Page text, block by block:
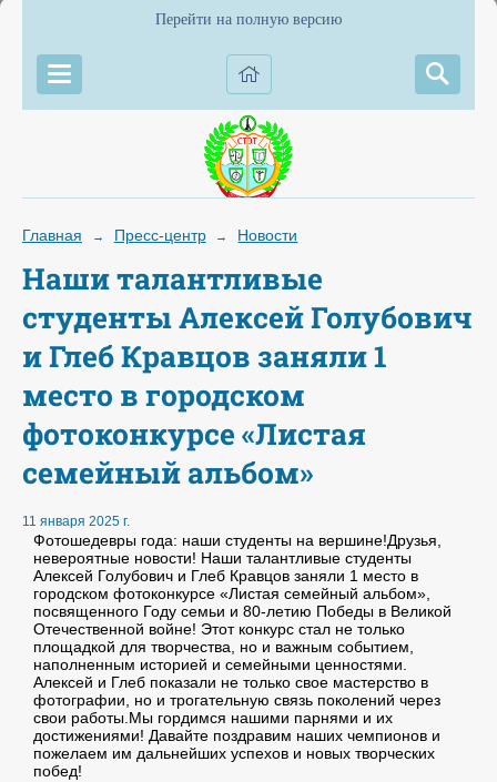
Перейти на полную версию
Главная → Пресс-центр → Новости
Наши талантливые
студенты Алексей Голубович
и Глеб Кравцов заняли 1
место в городском
фотоконкурсе «Листая
семейный альбом»
11 января 2025 г.
Фотошедевры года: наши студенты на вершине!Друзья,
невероятные новости! Наши талантливые студенты
Алексей Голубович и Глеб Кравцов заняли 1 место в
городском фотоконкурсе «Листая семейный альбом»,
посвященного Году семьи и 80-летию Победы в Великой
Отечественной войне! Этот конкурс стал не только
площадкой для творчества, но и важным событием,
наполненным историей и семейными ценностями.
Алексей и Глеб показали не только свое мастерство в
фотографии, но и трогательную связь поколений через
свои работы.Мы гордимся нашими парнями и их
достижениями! Давайте поздравим наших чемпионов и
пожелаем им дальнейших успехов и новых творческих
побед!